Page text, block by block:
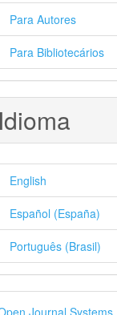
Para Autores
Para Bibliotecários
English
Español (España)
Português (Brasil)
Journal Systems